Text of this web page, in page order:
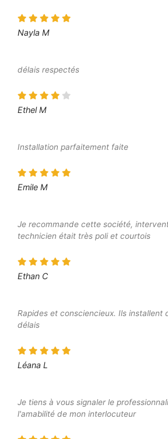
Nayla M
délais respectés
Ethel M
Installation parfaitement faite
Emile M
Je recommande cette société,
technicien était très poli et courtois
Ethan C
Rapides et consciencieux. Ils installent
délais
Léana L
Je tiens à vous signaler le
l'amabilité de mon interlocuteur